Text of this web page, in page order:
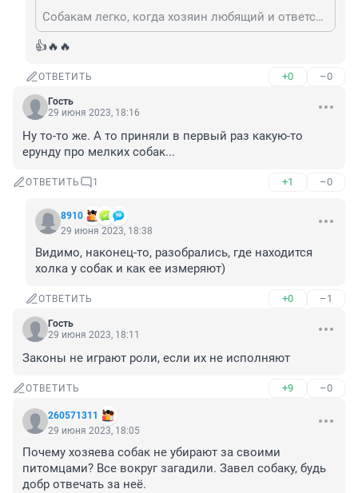
Собакам легко, когда хозяин любящий и ответственный и с головой дружит.
👍🔥🔥
ОТВЕТИТЬ +0 –0
Гость
29 июня 2023, 18:16
Ну то-то же. А то приняли в первый раз какую-то
ерунду про мелких собак...
ОТВЕТИТЬ 1 +1 –0
8910
29 июня 2023, 18:38
Видимо, наконец-то, разобрались, где находится
холка у собак и как ее измеряют)
ОТВЕТИТЬ +0 –1
Гость
29 июня 2023, 18:11
Законы не играют роли, если их не исполняют
ОТВЕТИТЬ +9 –0
260571311
29 июня 2023, 18:05
Почему хозяева собак не убирают за своими
питомцами? Все вокруг загадили. Завел собаку, будь
добр отвечать за неё.